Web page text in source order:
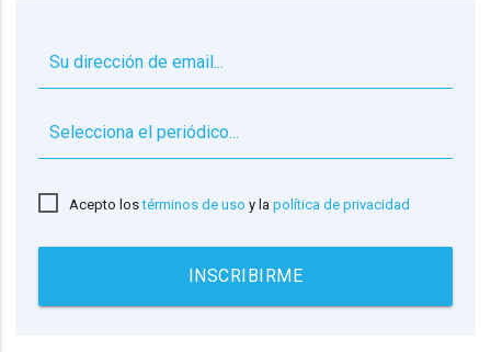
Acepto lostérminos de uso y lapolítica de privacidad
INSCRIBIRME